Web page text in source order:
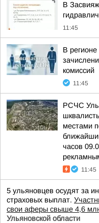
В
11:45
В
комиссий
11:45
РСЧС
местами
часов
11:45
5 ульяновцев осудят за
страховых выплат.
свои аферы свыше 4,6
Ульяновской области